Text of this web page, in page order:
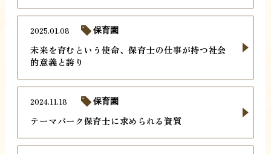
未来を育むという使命、保育士の仕事が持つ社会
的意義と誇り
2025.01.08 保育園
テーマパーク保育士に求められる資質
2024.11.18 保育園